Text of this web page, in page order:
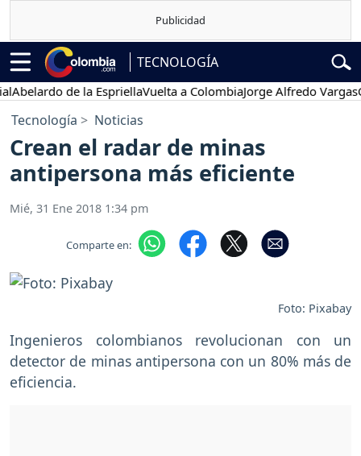
TECNOLOGÍA
de la EspriellaVuelta a ColombiaJorge Alfredo Vargas
Tecnología Noticias
Crean el radar de minas
antipersona más eficiente
Mié, 31 Ene 2018 1:34 pm
Comparte en:
Foto: Pixabay
Ingenieros colombianos revolucionan con un
detector de minas antipersona con un 80% más de
eficiencia.